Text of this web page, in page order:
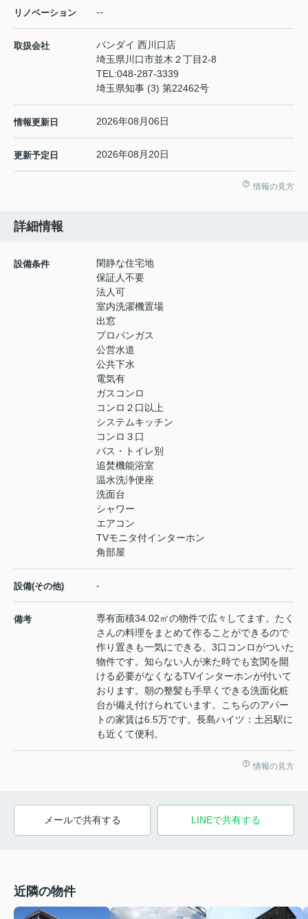
リノベーション --
取扱会社
バンダイ 西川口店
埼玉県川口市並木２丁目2-8
TEL:048-287-3339
埼玉県知事 (3) 第22462号
情報更新日 2026年08月06日
更新予定日 2026年08月20日
情報の見方
詳細情報
設備条件
閑静な住宅地
保証人不要
法人可
室内洗濯機置場
出窓
プロパンガス
公営水道
公共下水
電気有
ガスコンロ
コンロ２口以上
システムキッチン
コンロ３口
バス・トイレ別
追焚機能浴室
温水洗浄便座
洗面台
シャワー
エアコン
TVモニタ付インターホン
角部屋
設備(その他) -
備考
専有面積34.02㎡の物件で広々してます。たく
さんの料理をまとめて作ることができるので
作り置きも一気にできる、3口コンロがついた
物件です。知らない人が来た時でも玄関を開
ける必要がなくなるTVインターホンが付いて
おります。朝の整髪も手早くできる洗面化粧
台が備え付けられています。こちらのアパー
トの家賃は6.5万です。長島ハイツ：土呂駅に
も近くて便利。
情報の見方
メールで共有する LINEで共有する
近隣の物件